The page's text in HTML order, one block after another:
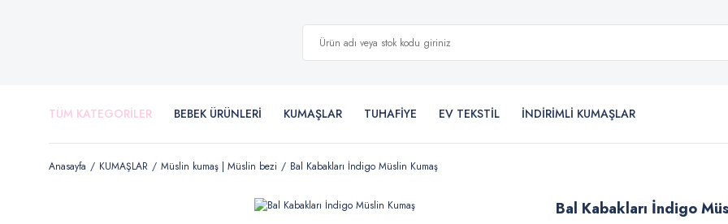
TÜM KATEGORİLER BEBEK ÜRÜNLERİ KUMAŞLAR TUHAFİYE EV TEKSTİL İNDİRİMLİ KUMAŞLAR
Anasayfa KUMAŞLAR Müslin kumaş | Müslin bezi Bal Kabakları İndigo Müslin Kumaş
Bal Kabakları İndigo